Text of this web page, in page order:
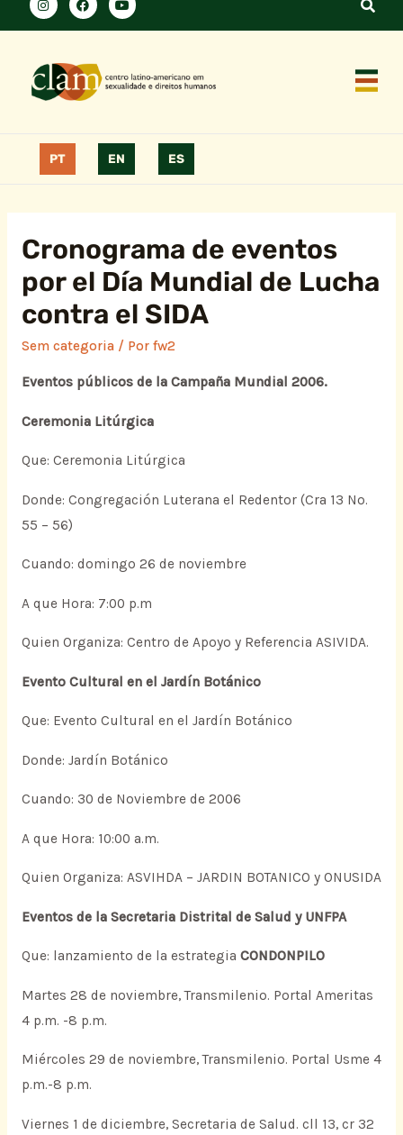
PT EN ES
Cronograma de eventos
por el Día Mundial de Lucha
contra el SIDA
Sem categoria/ Por fw2
Eventos públicos de la Campaña Mundial 2006.
Ceremonia Litúrgica
Que: Ceremonia Litúrgica
Donde: Congregación Luterana el Redentor (Cra 13 No.
55 – 56)
Cuando: domingo 26 de noviembre
A que Hora: 7:00 p.m
Quien Organiza: Centro de Apoyo y Referencia ASIVIDA.
Evento Cultural en el Jardín Botánico
Que: Evento Cultural en el Jardín Botánico
Donde: Jardín Botánico
Cuando: 30 de Noviembre de 2006
A que Hora: 10:00 a.m.
Quien Organiza: ASVIHDA – JARDIN BOTANICO y ONUSIDA
Eventos de la Secretaria Distrital de Salud y UNFPA
Que: lanzamiento de la estrategia CONDONPILO
Martes 28 de noviembre, Transmilenio. Portal Ameritas
4 p.m. -8 p.m.
Miércoles 29 de noviembre, Transmilenio. Portal Usme 4
p.m.-8 p.m.
Viernes 1 de diciembre, Secretaria de Salud. cll 13, cr 32